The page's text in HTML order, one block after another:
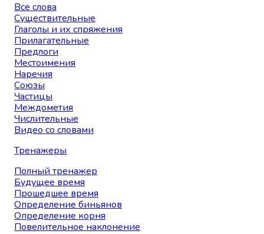
Все слова
Существительные
Глаголы и их спряжения
Прилагательные
Предлоги
Местоимения
Наречия
Союзы
Частицы
Междометия
Числительные
Видео со словами
Тренажеры
Полный тренажер
Будущее время
Прошедшее время
Определение биньянов
Определение корня
Повелительное наклонение